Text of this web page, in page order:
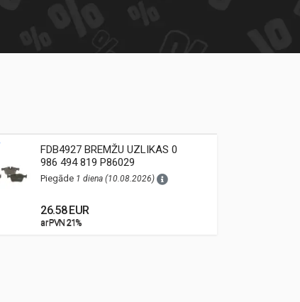
FDB4927 BREMŽU UZLIKAS 0
986 494 819 P86029
Piegāde 1 diena (10.08.2026)
26.58 EUR
ar PVN 21%
ar PVN 21%